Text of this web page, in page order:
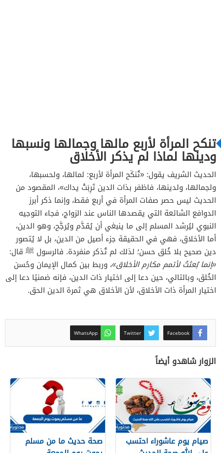
تنكح المرأة لأربع مالها وجمالها ونسبها
ودينها لماذا لم يذكر الأخلاق
الحديث الشريف يقول: «تُنكَح المرأة لأربع: لمالها، ولحسبها،
ولجمالها، ولدينها، فاظفر بذات الدين تَرِبَتْ يداك»، المقصود من
الحديث ليس حصر صفات المرأة في أربع فقط، وإنما ذكر أبرز
الدوافع الشائعة التي يقصدها الناس عند الزواج، فجاء التوجيه
النبوي ليُرشد المسلم إلى ما ينبغي أن يُقدَّم ويُرجَّح، وهو الدين،
أما الأخلاق، فهي في الحقيقة جزء أصيل من الدين، بل لا يُتصور
دين صحيح بلا خُلق حسن؛ لذلك لم تُذكر منفردة. فالرسول ﷺ قال:
«إنما بُعثتُ لأتمم مكارم الأخلاق»، وربط بين كمال الإيمان وحُسن
الخُلق، وبالتالي، حين دعا إلى اختيار ذات الدين، فإنه ضمنيًا دعا إلى
اختيار المرأة ذات الأخلاق، لأن الأخلاق هي ثمرة الدين الحق.
Facebook
Twitter
WhatsApp
الزوار شاهدو أيضاً
صيام يوم عاشوراء احتسب
صحة حديث ما من مسلم